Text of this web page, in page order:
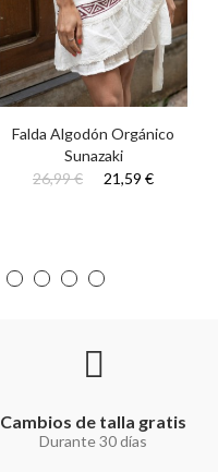
Falda Algodón Orgánico
Sunazaki
26,99 €
21,59 €
Cambios de talla gratis
Durante 30 días